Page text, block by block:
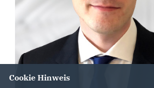
Cookie Hinweis